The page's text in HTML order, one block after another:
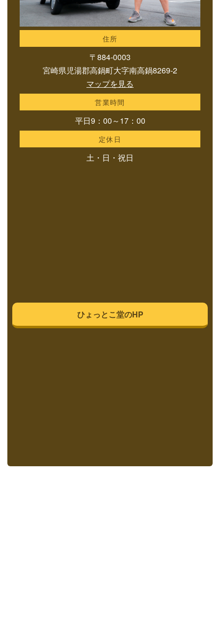
住所
〒884-0003
宮崎県児湯郡高鍋町大字南高鍋8269-2
マップを見る
営業時間
平日9：00～17：00
定休日
土・日・祝日
ひょっとこ堂のHP